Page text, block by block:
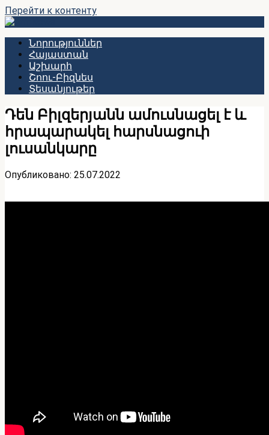
Перейти к контенту
Նորություններ
Հայաստան
Աշխարհ
Շոու-Բիզնես
Տեսանյութեր
Դեն Բիլզերյանն ամուսնացել է և
հրապարակել հարսնացուի
լուսանկարը
Опубликовано: 25.07.2022